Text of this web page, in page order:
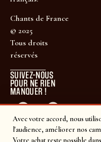
Avec votre accord, nous
l'audience, améliorer nos
Votre achat reste possible
Chants de France
© 2025
Tous droits
réservés
SUIVEZ-NOUS
POUR NE RIEN
MANQUER !